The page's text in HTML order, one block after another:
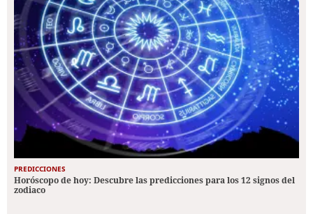
PREDICCIONES
Horóscopo de hoy: Descubre las predicciones para los 12 signos del
zodiaco